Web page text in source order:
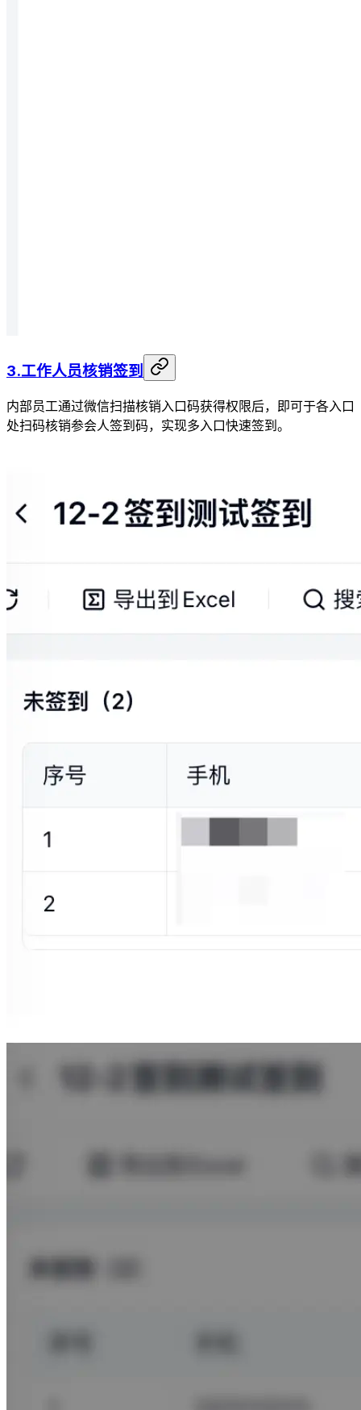
3.工作人员核销签到
内部员工通过微信扫描核销入口码获得权限后，即可于各入口
处扫码核销参会人签到码，实现多入口快速签到。